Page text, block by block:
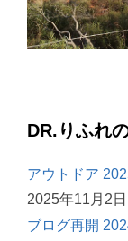
DR.りふれ
アウトドア
2025年11月2日
ブログ再開